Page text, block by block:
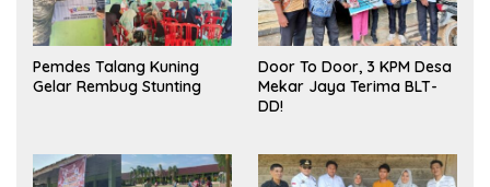
Pemdes Talang Kuning
Gelar Rembug Stunting
Door To Door, 3 KPM Desa
Mekar Jaya Terima BLT-
DD!